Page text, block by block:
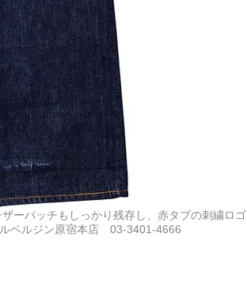
ーパッチもしっかり残存し、赤タブの刺繍ロゴ
ベルジン原宿本店 03-3401-4666